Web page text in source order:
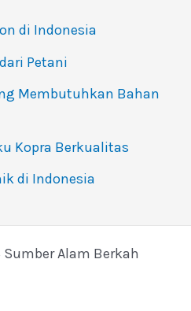
di Indonesia
Petani
Membutuhkan Bahan
Kopra Berkualitas
di Indonesia
Alam Berkah